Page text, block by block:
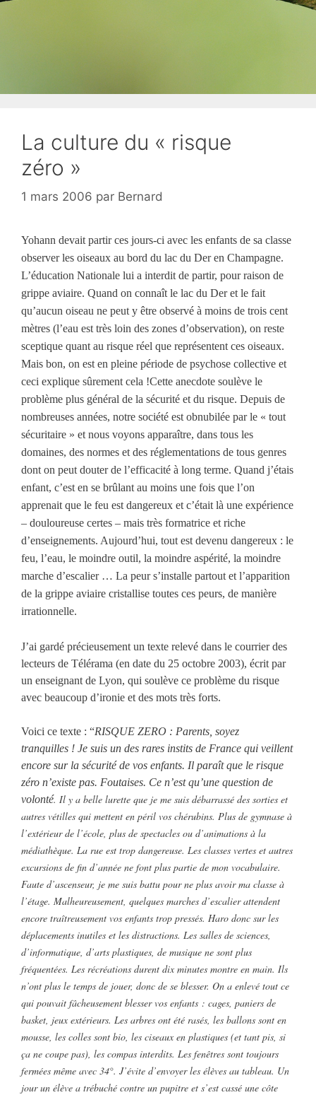
La culture du « risque
zéro »
1 mars 2006 par Bernard
Yohann devait partir ces jours-ci avec les enfants de sa classe
observer les oiseaux au bord du lac du Der en Champagne.
L’éducation Nationale lui a interdit de partir, pour raison de
grippe aviaire. Quand on connaît le lac du Der et le fait
qu’aucun oiseau ne peut y être observé à moins de trois cent
mètres (l’eau est très loin des zones d’observation), on reste
sceptique quant au risque réel que représentent ces oiseaux.
Mais bon, on est en pleine période de psychose collective et
ceci explique sûrement cela !Cette anecdote soulève le
problème plus général de la sécurité et du risque. Depuis de
nombreuses années, notre société est obnubilée par le « tout
sécuritaire » et nous voyons apparaître, dans tous les
domaines, des normes et des réglementations de tous genres
dont on peut douter de l’efficacité à long terme. Quand j’étais
enfant, c’est en se brûlant au moins une fois que l’on
apprenait que le feu est dangereux et c’était là une expérience
– douloureuse certes – mais très formatrice et riche
d’enseignements. Aujourd’hui, tout est devenu dangereux : le
feu, l’eau, le moindre outil, la moindre aspérité, la moindre
marche d’escalier … La peur s’installe partout et l’apparition
de la grippe aviaire cristallise toutes ces peurs, de manière
irrationnelle.
J’ai gardé précieusement un texte relevé dans le courrier des
lecteurs de Télérama (en date du 25 octobre 2003), écrit par
un enseignant de Lyon, qui soulève ce problème du risque
avec beaucoup d’ironie et des mots très forts.
Voici ce texte : “RISQUE ZERO : Parents, soyez
tranquilles ! Je suis un des rares instits de France qui veillent
encore sur la sécurité de vos enfants. Il paraît que le risque
zéro n’existe pas. Foutaises. Ce n’est qu’une question de
volonté. Il y a belle lurette que je me suis débarrassé des sorties et
autres vétilles qui mettent en péril vos chérubins. Plus de gymnase à
l’extérieur de l’école, plus de spectacles ou d’animations à la
médiathèque. La rue est trop dangereuse. Les classes vertes et autres
excursions de fin d’année ne font plus partie de mon vocabulaire.
Faute d’ascenseur, je me suis battu pour ne plus avoir ma classe à
l’étage. Malheureusement, quelques marches d’escalier attendent
encore traîtreusement vos enfants trop pressés. Haro donc sur les
déplacements inutiles et les distractions. Les salles de sciences,
d’informatique, d’arts plastiques, de musique ne sont plus
fréquentées. Les récréations durent dix minutes montre en main. Ils
n’ont plus le temps de jouer, donc de se blesser. On a enlevé tout ce
qui pouvait fâcheusement blesser vos enfants : cages, paniers de
basket, jeux extérieurs. Les arbres ont été rasés, les ballons sont en
mousse, les colles sont bio, les ciseaux en plastiques (et tant pis, si
ça ne coupe pas), les compas interdits. Les fenêtres sont toujours
fermées même avec 34°. J’évite d’envoyer les élèves au tableau. Un
jour un élève a trébuché contre un pupitre et s’est cassé une côte